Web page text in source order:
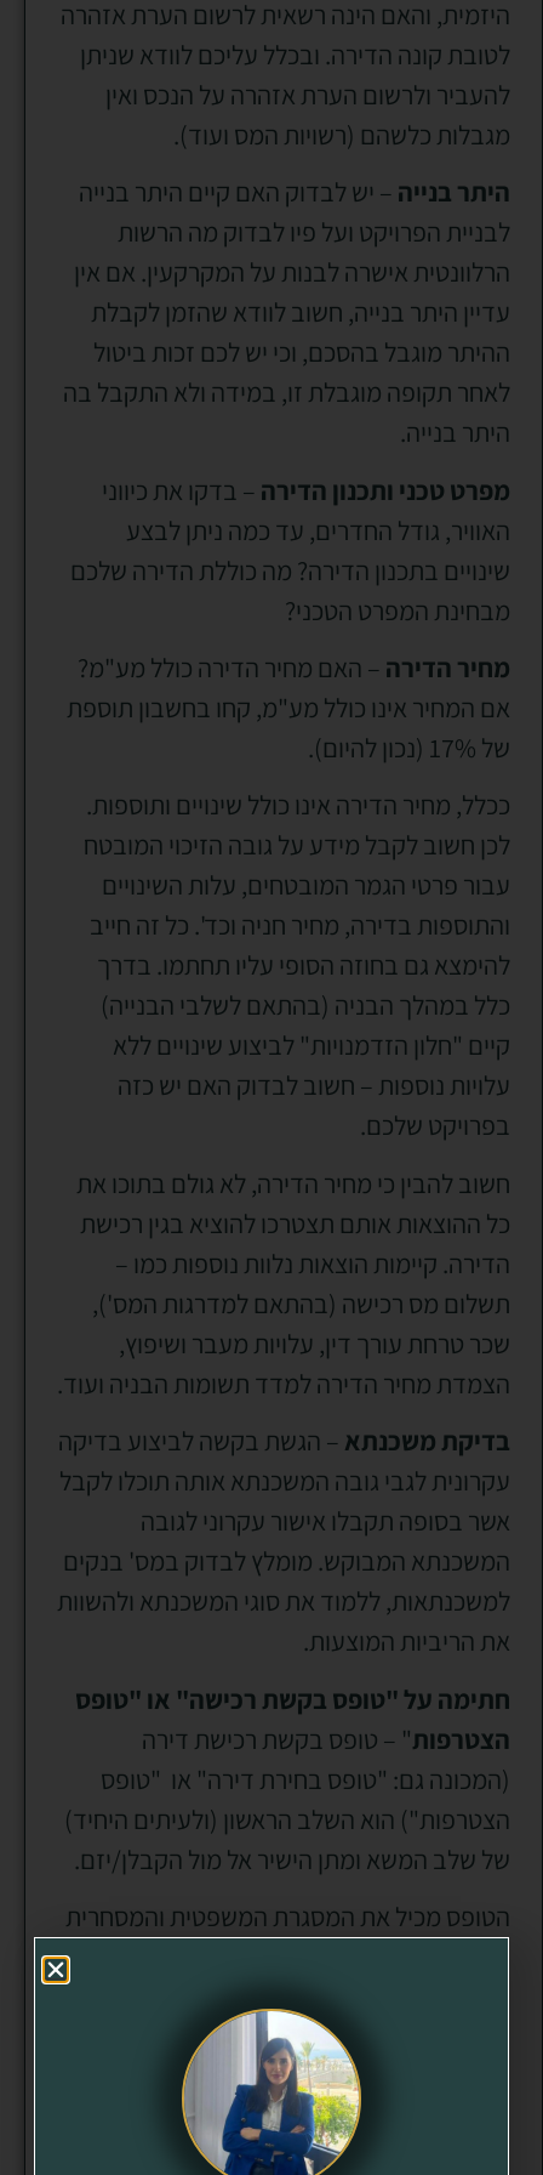
היזמית, והאם הינה רשאית לרשום הערת אזהרה
לטובת קונה הדירה. ובכלל עליכם לוודא שניתן
להעביר ולרשום הערת אזהרה על הנכס ואין
מגבלות כלשהם (רשויות המס ועוד).
היתר בנייה – יש לבדוק האם קיים היתר בנייה
לבניית הפרויקט ועל פיו לבדוק מה הרשות
הרלוונטית אישרה לבנות על המקרקעין. אם אין
עדיין היתר בנייה, חשוב לוודא שהזמן לקבלת
ההיתר מוגבל בהסכם, וכי יש לכם זכות ביטול
לאחר תקופה מוגבלת זו, במידה ולא התקבל בה
היתר בנייה.
מפרט טכני ותכנון הדירה – בדקו את כיווני
האוויר, גודל החדרים, עד כמה ניתן לבצע
שינויים בתכנון הדירה? מה כוללת הדירה שלכם
מבחינת המפרט הטכני?
מחיר הדירה – האם מחיר הדירה כולל מע"מ?
אם המחיר אינו כולל מע"מ, קחו בחשבון תוספת
של 17% (נכון להיום).
ככלל, מחיר הדירה אינו כולל שינויים ותוספות.
לכן חשוב לקבל מידע על גובה הזיכוי המובטח
עבור פרטי הגמר המובטחים, עלות השינויים
והתוספות בדירה, מחיר חניה וכד'. כל זה חייב
להימצא גם בחוזה הסופי עליו תחתמו. בדרך
כלל במהלך הבניה (בהתאם לשלבי הבנייה)
קיים "חלון הזדמנויות" לביצוע שינויים ללא
עלויות נוספות – חשוב לבדוק האם יש כזה
בפרויקט שלכם.
חשוב להבין כי מחיר הדירה, לא גולם בתוכו את
כל ההוצאות אותם תצטרכו להוציא בגין רכישת
הדירה. קיימות הוצאות נלוות נוספות כמו –
תשלום מס רכישה (בהתאם למדרגות המס'),
שכר טרחת עורך דין, עלויות מעבר ושיפוץ,
הצמדת מחיר הדירה למדד תשומות הבניה ועוד.
בדיקת משכנתא – הגשת בקשה לביצוע בדיקה
עקרונית לגבי גובה המשכנתא אותה תוכלו לקבל
אשר בסופה תקבלו אישור עקרוני לגובה
המשכנתא המבוקש. מומלץ לבדוק במס' בנקים
למשכנתאות, ללמוד את סוגי המשכנתא ולהשוות
את הריביות המוצעות.
חתימה על "טופס בקשת רכישה" או "טופס
הצטרפות" – טופס בקשת רכישת דירה
(המכונה גם: "טופס בחירת דירה" או "טופס
הצטרפות") הוא השלב הראשון (ולעיתים היחיד)
של שלב המשא ומתן הישיר אל מול הקבלן/יזם.
הטופס מכיל את המסגרת המשפטית והמסחרית
בין הצדדים, בין היתר, את פרטי הרוכשים, פרטי
שרלוונטיים לעסקה.
על הטופס חובה לחתום, והוא אמור להגן על
האינטרסים של שני הצדדים – הראשון של